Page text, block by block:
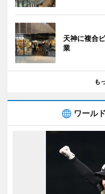
天神に複合
業
も
ワール